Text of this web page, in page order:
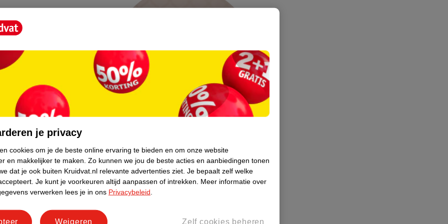
Breng de
aan op je hand en schuim op met
heb je minder shampoo
is het makkelijker aan te brengen.
shampoo in op je hoofdhuid en
goed uit.
het meeste water uit je haar.
& Yoghurt Conditioner
en laat dit volgens de
op de verpakking intrekken.
haar vervolgens met je vingers
conditioner uit.
Paris Elvive Dream Lengths Curls Leave-in Crème
je privacy
cookies om je de beste online ervaring te bieden en om onze website
en makkelijker te maken. Zo kunnen we jou de beste acties en aanbiedingen tonen
dat je ook buiten Kruidvat.nl relevante advertenties ziet. Je bepaalt zelf welke
Je kunt je voorkeuren altijd aanpassen of intrekken.
Meer informatie over
verwerken lees je in ons Privacybeleid
Zelf cookies beheren
Weigeren